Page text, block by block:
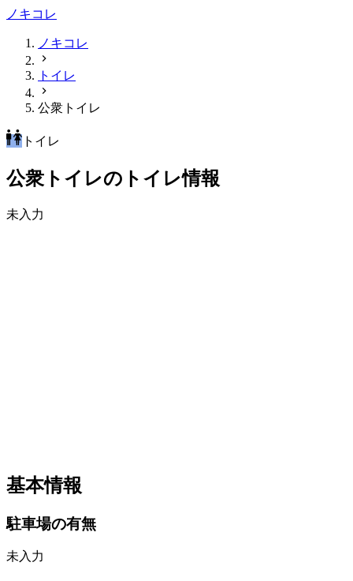
ノキコレ
ノキコレ
トイレ
公衆トイレ
トイレ
公衆トイレのトイレ情報
未入力
基本情報
駐車場の有無
未入力